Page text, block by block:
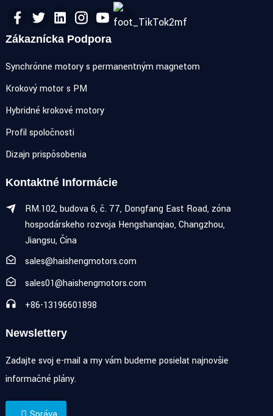
Zákaznícka Podpora
Synchrónne motory s permanentným magnetom
Krokový motor s PM
Hybridné krokové motory
Profil spoločnosti
Dizajn prispôsobenia
Kontaktné Informácie
RM.102, budova 6, č. 77, Dongfang East Road, zóna
hospodárskeho rozvoja Hengshanqiao, Changzhou,
Jiangsu, Čína
sales@haishengmotors.com
sales01@haishengmotors.com
+86-13196601898
Newslettery
Zadajte svoj e-mail a my vám budeme posielať najnovšie
informačné plány.